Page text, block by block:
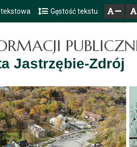
do głównego menu
do treści
do mapy serwisuGęstość tekstu
Jastrzębie-Zdrój